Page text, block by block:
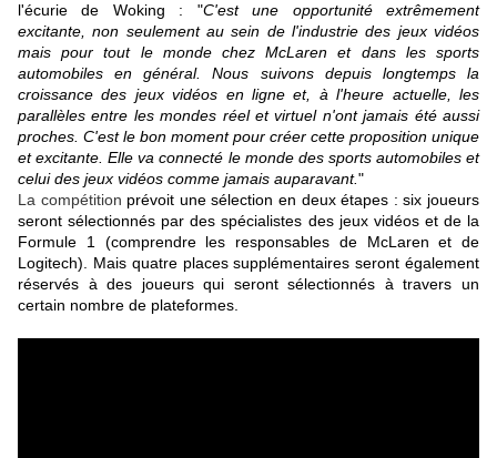
l'écurie de Woking : "C'est une opportunité extrêmement
excitante, non seulement au sein de l'industrie des jeux vidéos
mais pour tout le monde chez McLaren et dans les sports
automobiles en général. Nous suivons depuis longtemps la
croissance des jeux vidéos en ligne et, à l'heure actuelle, les
parallèles entre les mondes réel et virtuel n'ont jamais été aussi
proches. C'est le bon moment pour créer cette proposition unique
et excitante. Elle va connecté le monde des sports automobiles et
celui des jeux vidéos comme jamais auparavant."
La compétition prévoit une sélection en deux étapes : six joueurs
seront sélectionnés par des spécialistes des jeux vidéos et de la
Formule 1 (comprendre les responsables de McLaren et de
Logitech). Mais quatre places supplémentaires seront également
réservés à des joueurs qui seront sélectionnés à travers un
certain nombre de plateformes.